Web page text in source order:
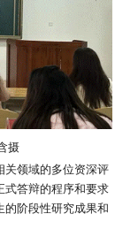
摄
关领域的多位资深评
式答辩的程序和要求
的阶段性研究成果和